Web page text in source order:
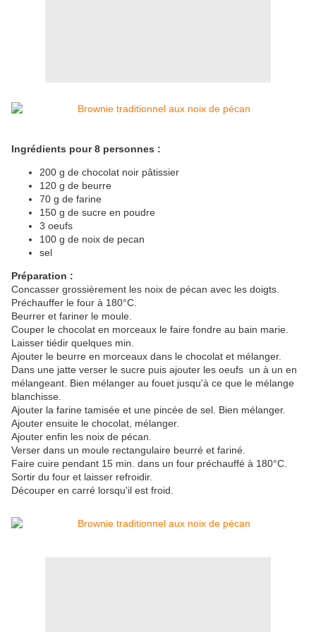
Ingrédients pour 8 personnes :
200 g de chocolat noir pâtissier
120 g de beurre
70 g de farine
150 g de sucre en poudre
3 oeufs
100 g de noix de pecan
sel
Préparation :
Concasser grossièrement les noix de pécan avec les doigts.
Préchauffer le four à 180°C.
Beurrer et fariner le moule.
Couper le chocolat en morceaux le faire fondre au bain marie.
Laisser tiédir quelques min.
Ajouter le beurre en morceaux dans le chocolat et mélanger.
Dans une jatte verser le sucre puis ajouter les oeufs un à un en
mélangeant. Bien mélanger au fouet jusqu'à ce que le mélange
blanchisse.
Ajouter la farine tamisée et une pincée de sel. Bien mélanger.
Ajouter ensuite le chocolat, mélanger.
Ajouter enfin les noix de pécan.
Verser dans un moule rectangulaire beurré et fariné.
Faire cuire pendant 15 min. dans un four préchauffé à 180°C.
Sortir du four et laisser refroidir.
Découper en carré lorsqu'il est froid.